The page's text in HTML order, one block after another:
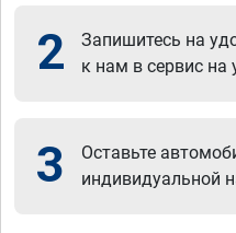
2
Запишитесь на
к нам в сервис на
3
Оставьте
индивидуальной